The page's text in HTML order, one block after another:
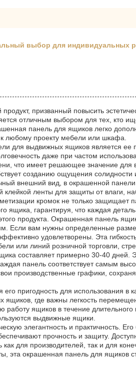
выбор для
призванный повысить
отличным выбором для тех, кто
панель для ящиков легко
любому проекту мебели или шкафа.
для выдвижных ящиков является ее
даже при частом
что имеет решающее значение
созданию ощущения
внешний вид, в окрашенной
ленты для защиты от влаги,
кромок не только защищает
ящика, гарантируя, что каждая
продукта. Окрашенная панель
Если вам нужны определенные
удовлетворены. Эта
или линий розничной торговли,
составляет примерно 30-40 дней.
панель соответствует самым
производственные графики,
пригодность для использования
где важны легкость
ящиков в течение
выдвижные ящики.
элегантность и практичность.
прочность и защиту.
для производителей, так и для
эта окрашенная панель для